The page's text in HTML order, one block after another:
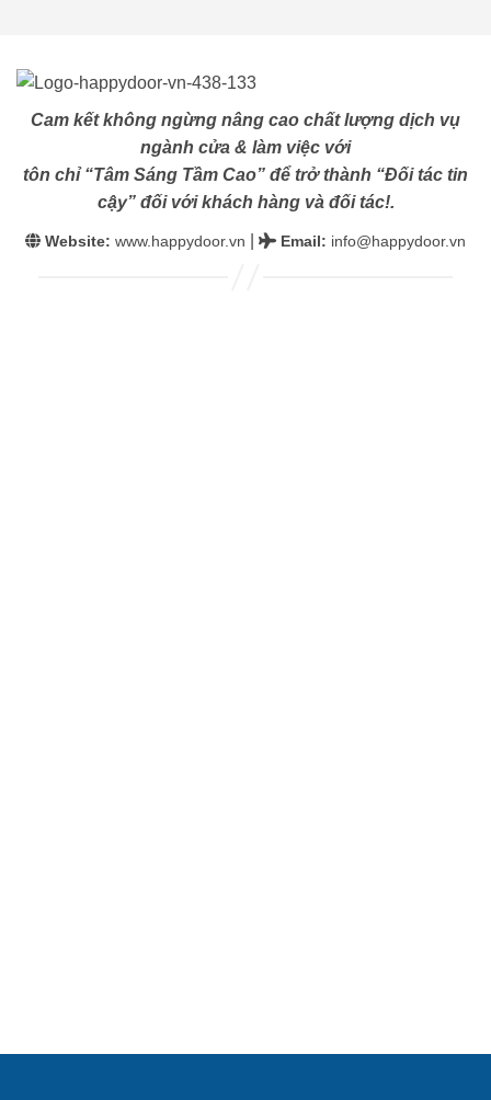
Cam kết không ngừng nâng cao chất lượng dịch vụ
ngành cửa & làm việc với
tôn chỉ “Tâm Sáng Tầm Cao” để trở thành “Đối tác tin
cậy” đối với khách hàng và đối tác!.
Website: www.happydoor.vn Email: info@happydoor.vn